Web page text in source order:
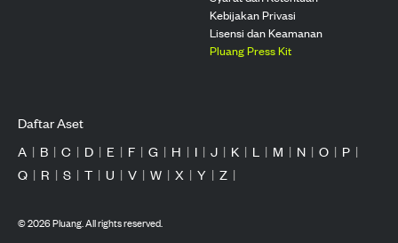
Kebijakan Privasi
Lisensi dan Keamanan
Pluang Press Kit
Daftar Aset
A | B | C | D | E | F | G | H | I | J | K | L | M | N | O | P |
Q | R | S | T | U | V | W | X | Y | Z |
©2026Pluang. All rights reserved.